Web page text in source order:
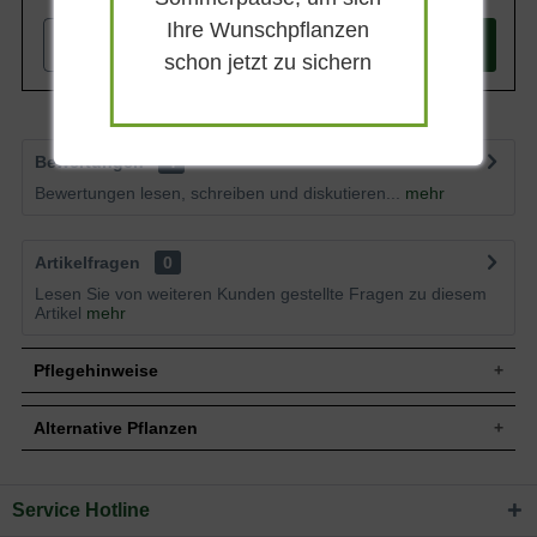
+ In den
Bewertungen
4
Bewertungen lesen, schreiben und diskutieren...
mehr
Artikelfragen
0
Lesen Sie von weiteren Kunden gestellte Fragen zu diesem
Artikel mehr
Pflegehinweise
Pflanz- und Pflegetipps Sedum spectabile
Alternative Pflanzen
Sie suchen eine Alternative?
Ihre Wunschpflanzen
schon jetzt zu sichern
Service Hotline